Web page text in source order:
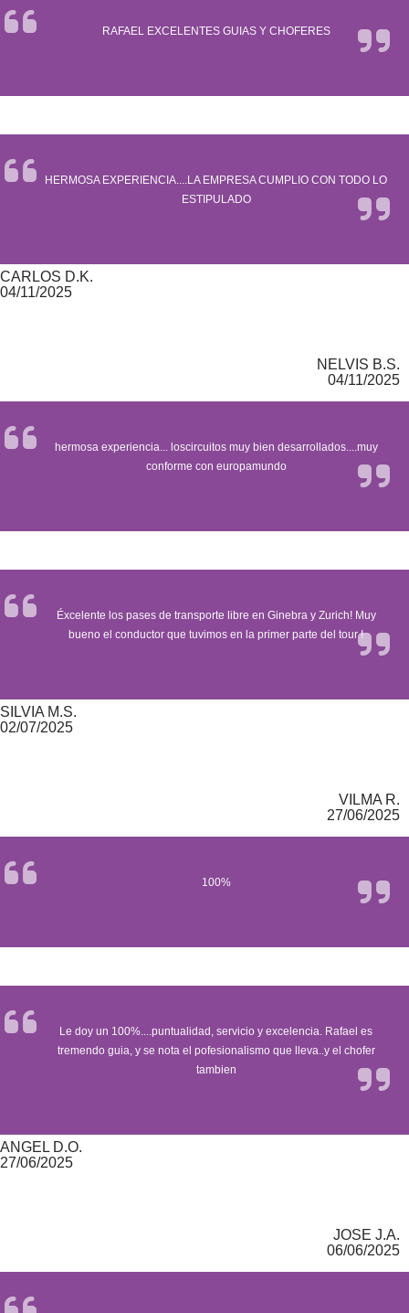
RAFAEL EXCELENTES GUIAS Y CHOFERES
HERMOSA EXPERIENCIA....LA EMPRESA CUMPLIO CON TODO LO
ESTIPULADO
CARLOS D.K.
04/11/2025
NELVIS B.S.
04/11/2025
hermosa experiencia... loscircuitos muy bien desarrollados....muy
conforme con europamundo
Éxcelente los pases de transporte libre en Ginebra y Zurich! Muy
bueno el conductor que tuvimos en la primer parte del tour !
SILVIA M.S.
02/07/2025
VILMA R.
27/06/2025
100%
Le doy un 100%....puntualidad, servicio y excelencia. Rafael es
tremendo guia, y se nota el pofesionalismo que lleva..y el chofer
tambien
ANGEL D.O.
27/06/2025
JOSE J.A.
06/06/2025